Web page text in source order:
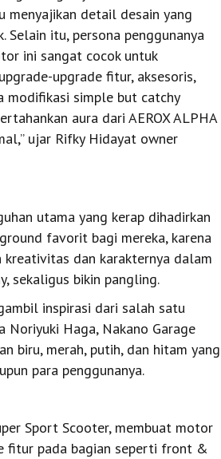
menyajikan detail desain yang
itu, persona penggunanya
ini sangat cocok untuk
upgrade fitur, aksesoris,
simple but catchy
aura dari AEROX ALPHA
ujar Rifky Hidayat owner
utama yang kerap dihadirkan
favorit bagi mereka, karena
kreativitas dan karakternya dalam
sekaligus bikin pangling.
inspirasi dari salah satu
Noriyuki Haga, Nakano Garage
biru, merah, putih, dan hitam yang
para penggunanya.
Sport Scooter, membuat motor
fitur pada bagian seperti front &